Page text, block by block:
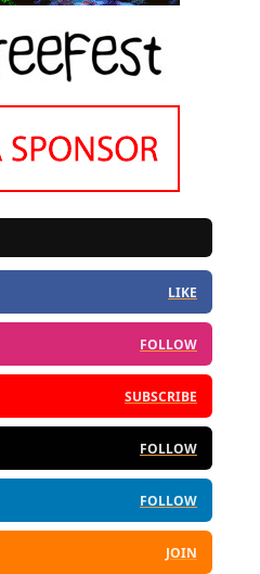
LIKE
FOLLOW
SUBSCRIBE
FOLLOW
FOLLOW
JOIN